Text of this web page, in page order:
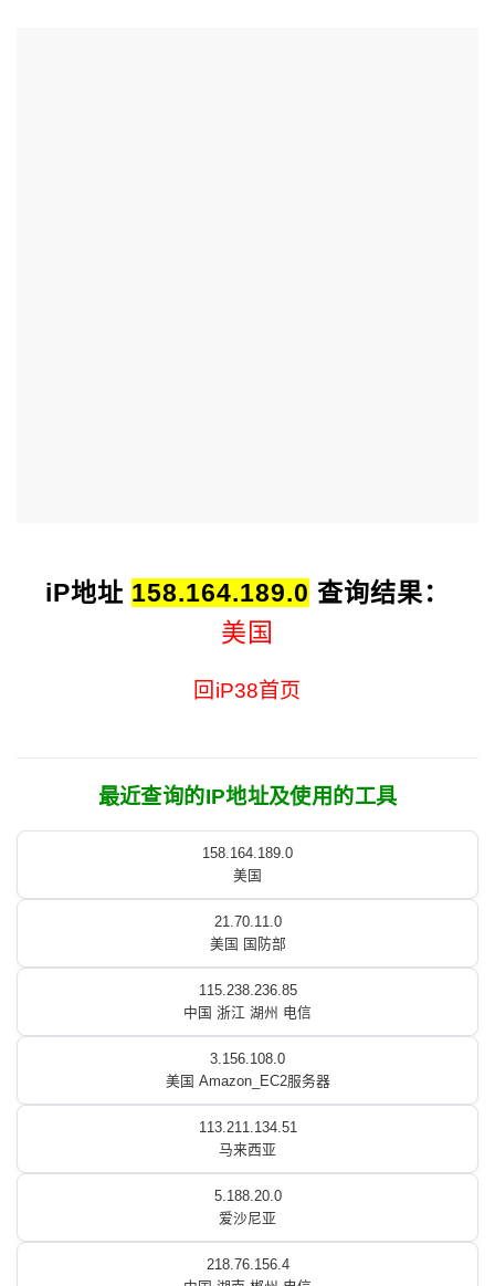
iP地址 158.164.189.0 查询结果：
美国
回iP38首页
最近查询的IP地址及使用的工具
158.164.189.0
美国
21.70.11.0
美国 国防部
115.238.236.85
中国 浙江 湖州 电信
3.156.108.0
美国 Amazon_EC2服务器
113.211.134.51
马来西亚
5.188.20.0
爱沙尼亚
218.76.156.4